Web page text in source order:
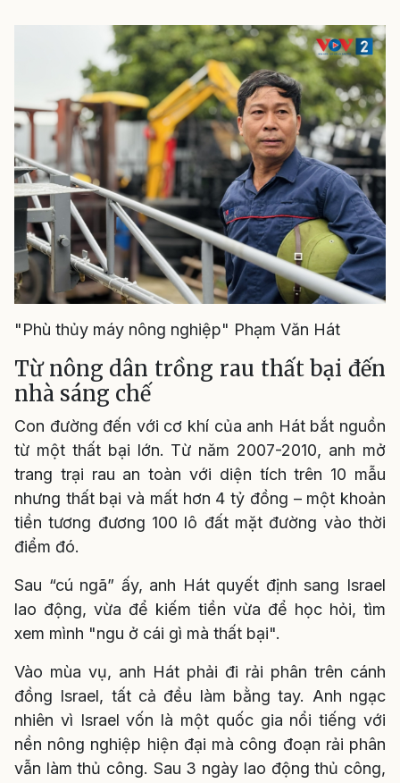
"Phù thủy máy nông nghiệp" Phạm Văn Hát
Từ nông dân trồng rau thất bại đến
nhà sáng chế
Con đường đến với cơ khí của anh Hát bắt nguồn
từ một thất bại lớn. Từ năm 2007-2010, anh mở
trang trại rau an toàn với diện tích trên 10 mẫu
nhưng thất bại và mất hơn 4 tỷ đồng – một khoản
tiền tương đương 100 lô đất mặt đường vào thời
điểm đó.
Sau “cú ngã” ấy, anh Hát quyết định sang Israel
lao động, vừa để kiếm tiền vừa để học hỏi, tìm
xem mình "ngu ở cái gì mà thất bại".
Vào mùa vụ, anh Hát phải đi rải phân trên cánh
đồng Israel, tất cả đều làm bằng tay. Anh ngạc
nhiên vì Israel vốn là một quốc gia nổi tiếng với
nền nông nghiệp hiện đại mà công đoạn rải phân
vẫn làm thủ công. Sau 3 ngày lao động thủ công,